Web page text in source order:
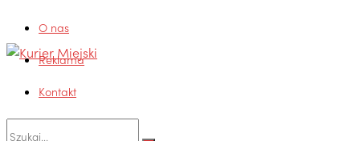
O nas
Reklama
Kontakt